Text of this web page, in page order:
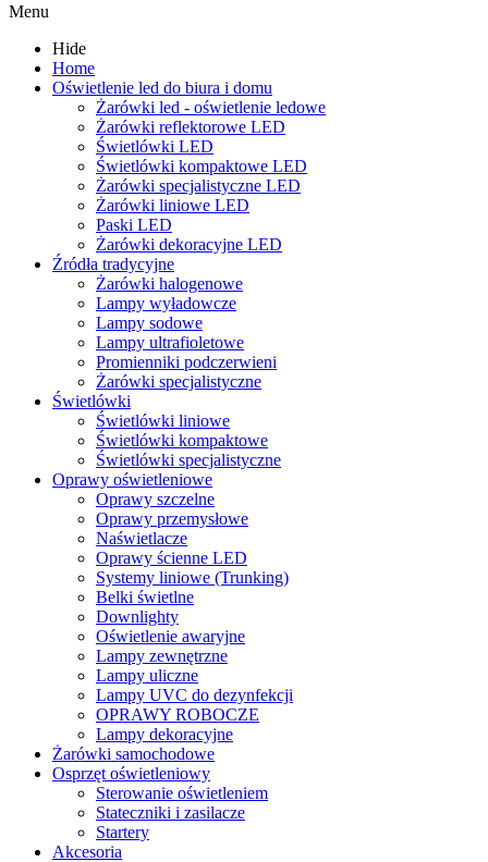
Menu
Hide
Home
Oświetlenie led do biura i domu
Żarówki led - oświetlenie ledowe
Żarówki reflektorowe LED
Świetlówki LED
Świetlówki kompaktowe LED
Żarówki specjalistyczne LED
Żarówki liniowe LED
Paski LED
Żarówki dekoracyjne LED
Źródła tradycyjne
Żarówki halogenowe
Lampy wyładowcze
Lampy sodowe
Lampy ultrafioletowe
Promienniki podczerwieni
Żarówki specjalistyczne
Świetlówki
Świetlówki liniowe
Świetlówki kompaktowe
Świetlówki specjalistyczne
Oprawy oświetleniowe
Oprawy szczelne
Oprawy przemysłowe
Naświetlacze
Oprawy ścienne LED
Systemy liniowe (Trunking)
Belki świetlne
Downlighty
Oświetlenie awaryjne
Lampy zewnętrzne
Lampy uliczne
Lampy UVC do dezynfekcji
OPRAWY ROBOCZE
Lampy dekoracyjne
Żarówki samochodowe
Osprzęt oświetleniowy
Sterowanie oświetleniem
Stateczniki i zasilacze
Startery
Akcesoria